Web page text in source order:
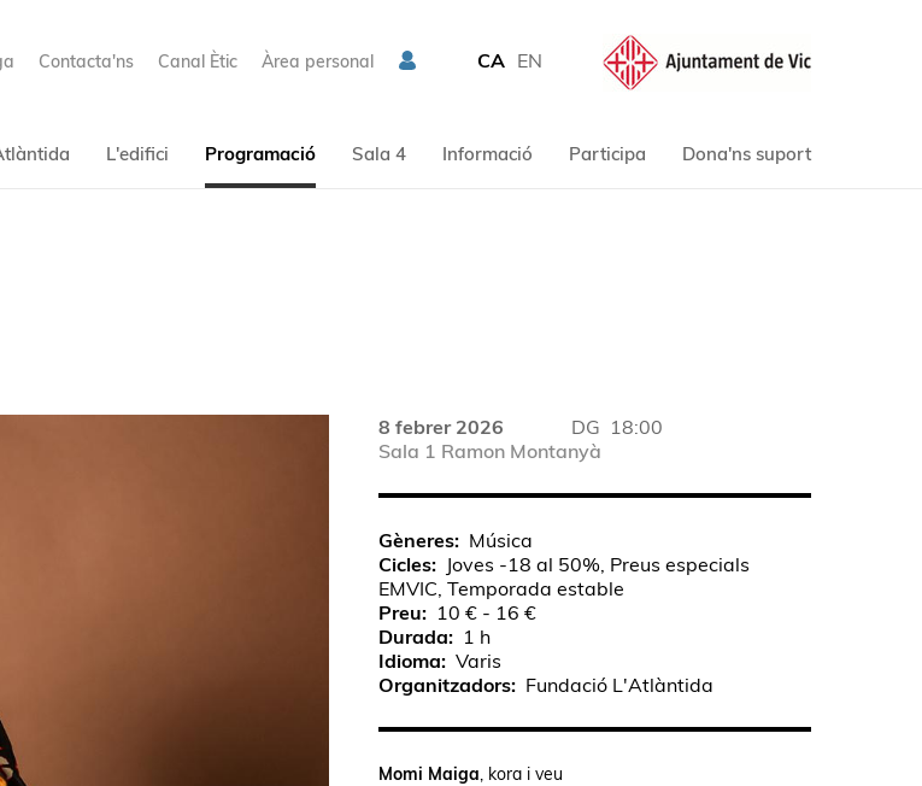
Contacta'ns Canal Ètic Àrea personal CA EN
L'edifici Programació Sala 4 Informació Participa Dona'ns suport
8 febrer 2026 DG 18:00
Sala 1 Ramon Montanyà
Gèneres
Música
Cicles
Joves -18 al 50%, Preus especials
EMVIC, Temporada estable
Preu
10 € - 16 €
Durada
1 h
Idioma
Varis
Organitzadors
Fundació L'Atlàntida
Momi Maiga, kora i veu